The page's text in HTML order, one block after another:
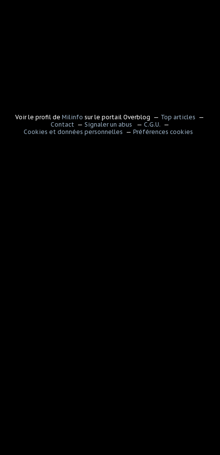
Voir le profil deMilinfo sur le portail Overblog
Top articles
Contact
Signaler un abus
C.G.U.
Cookies et données personnelles
Préférences cookies